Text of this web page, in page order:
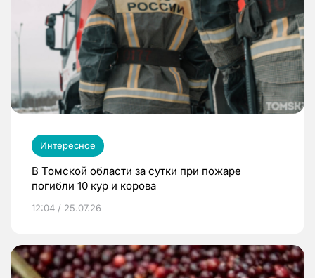
Интересное
В Томской области за сутки при пожаре
погибли 10 кур и корова
12:04 / 25.07.26